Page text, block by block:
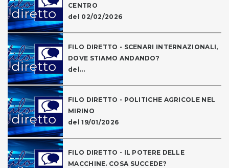
CENTRO
del 02/02/2026
FILO DIRETTO - SCENARI INTERNAZIONALI,
DOVE STIAMO ANDANDO?
del...
FILO DIRETTO - POLITICHE AGRICOLE NEL
MIRINO
del 19/01/2026
FILO DIRETTO - IL POTERE DELLE
MACCHINE. COSA SUCCEDE?